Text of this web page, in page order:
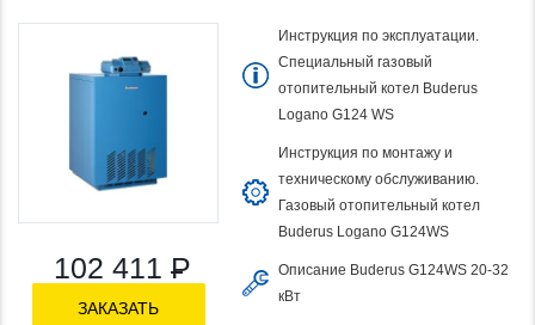
102 411 Р
ЗАКАЗАТЬ
Инструкция по эксплуатации.
Специальный газовый
отопительный котел Buderus
Logano G124 WS
Инструкция по монтажу и
техническому обслуживанию.
Газовый отопительный котел
Buderus Logano G124WS
Описание Buderus G124WS 20-32
кВт